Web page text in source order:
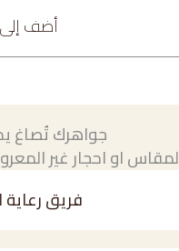
أضف
جواهرك تُصاغ
لمقاس او احجار غير
فريق رعاية